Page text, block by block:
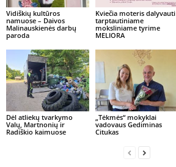
Vidiškių kultūros
namuose – Daivos
Malinauskienės darbų
paroda
Kviečia moteris dalyvauti
tarptautiniame
moksliniame tyrime
MELIORA
Dėl atliekų tvarkymo
Valų, Martnonių ir
Radiškio kaimuose
„Tėkmės“ mokyklai
vadovaus Gediminas
Citukas